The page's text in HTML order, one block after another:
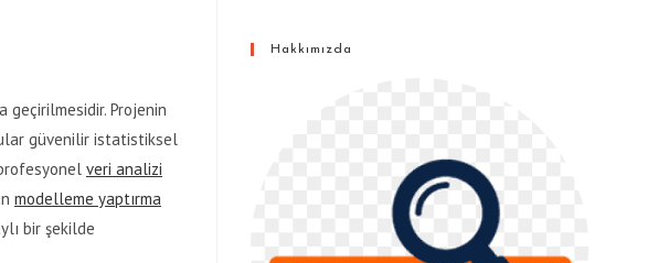
geçirilmesidir. Projenin
güvenilir istatistiksel
veri analizi
modelleme yaptırma
bir şekilde
Hakkımızda